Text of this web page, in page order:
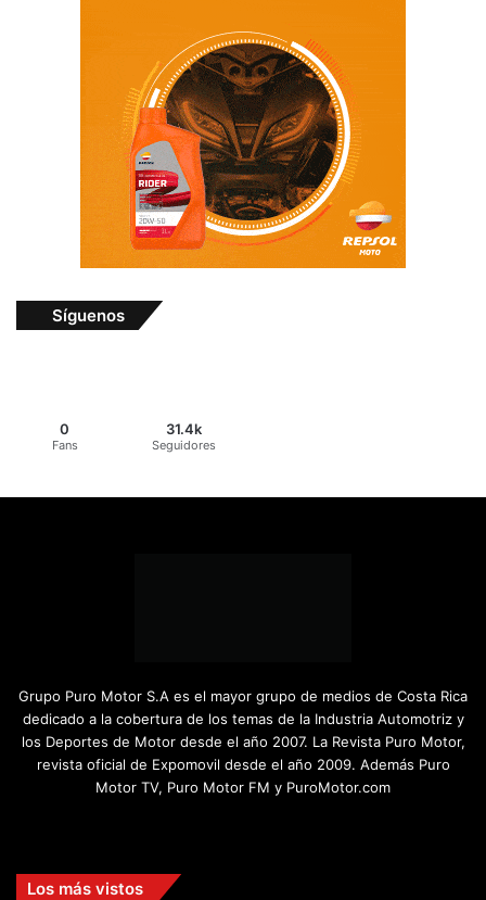
Síguenos
0
Fans
31.4k
Seguidores
Grupo Puro Motor S.A es el mayor grupo de medios de Costa Rica
dedicado a la cobertura de los temas de la Industria Automotriz y
los Deportes de Motor desde el año 2007. La Revista Puro Motor,
revista oficial de Expomovil desde el año 2009. Además Puro
Motor TV, Puro Motor FM y PuroMotor.com
Los más vistos